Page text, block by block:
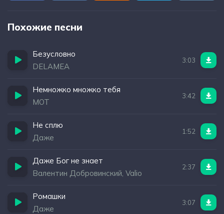
Похожие песни
Безусловно
DELAMEA
3:03
Немножко множко тебя
МОТ
3:42
Не сплю
Даже
1:52
Даже Бог не знает
Валентин Добровинский, Valio
2:37
Ромашки
Даже
3:07